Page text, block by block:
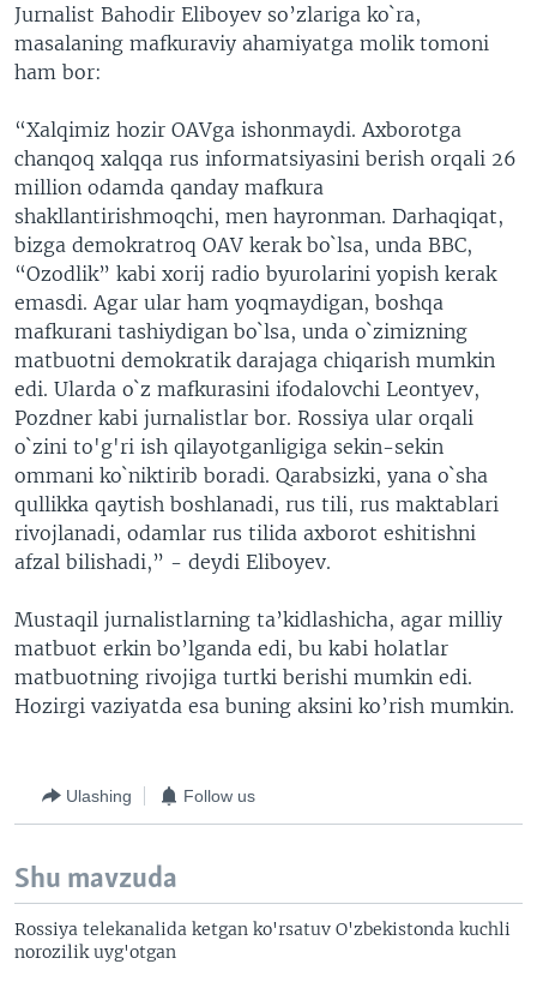
Jurnalist Bahodir Eliboyev so’zlariga ko`ra,
masalaning mafkuraviy ahamiyatga molik tomoni
ham bor:
“Xalqimiz hozir OAVga ishonmaydi. Axborotga
chanqoq xalqqa rus informatsiyasini berish orqali 26
million odamda qanday mafkura
shakllantirishmoqchi, men hayronman. Darhaqiqat,
bizga demokratroq OAV kerak bo`lsa, unda BBC,
“Ozodlik” kabi xorij radio byurolarini yopish kerak
emasdi. Agar ular ham yoqmaydigan, boshqa
mafkurani tashiydigan bo`lsa, unda o`zimizning
matbuotni demokratik darajaga chiqarish mumkin
edi. Ularda o`z mafkurasini ifodalovchi Leontyev,
Pozdner kabi jurnalistlar bor. Rossiya ular orqali
o`zini to'g'ri ish qilayotganligiga sekin-sekin
ommani ko`niktirib boradi. Qarabsizki, yana o`sha
qullikka qaytish boshlanadi, rus tili, rus maktablari
rivojlanadi, odamlar rus tilida axborot eshitishni
afzal bilishadi,” - deydi Eliboyev.
Mustaqil jurnalistlarning ta’kidlashicha, agar milliy
matbuot erkin bo’lganda edi, bu kabi holatlar
matbuotning rivojiga turtki berishi mumkin edi.
Hozirgi vaziyatda esa buning aksini ko’rish mumkin.
Ulashing Follow us
Shu mavzuda
Rossiya telekanalida ketgan ko'rsatuv O'zbekistonda kuchli
norozilik uyg'otgan